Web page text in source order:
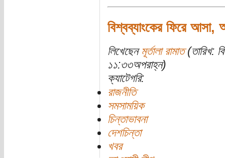
বিশ্বব্যাংকের ফিরে আসা,
লিখেছেন মূর্তালা রামাত(তারিখ:
১১:৩৩অপরাহ্ন)
ক্যাটেগরি:
রাজনীতি
সমসাময়িক
চিন্তাভাবনা
দেশচিন্তা
খবর